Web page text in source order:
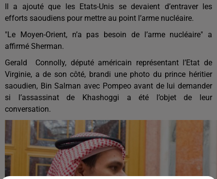
Il a ajouté que les Etats-Unis se devaient d’entraver les
efforts saoudiens pour mettre au point l’arme nucléaire.
"Le Moyen-Orient, n’a pas besoin de l’arme nucléaire" a
affirmé Sherman.
Gerald Connolly, député américain représentant l’Etat de
Virginie, a de son côté, brandi une photo du prince héritier
saoudien, Bin Salman avec Pompeo avant de lui demander
si l’assassinat de Khashoggi a été l’objet de leur
conversation.